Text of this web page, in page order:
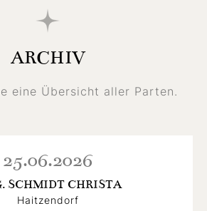
ARCHIV
eine Übersicht aller Parten.
25.06.2026
SCHMIDT CHRISTA
Haitzendorf